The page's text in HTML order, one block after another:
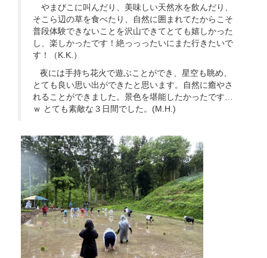
やまびこに叫んだり、美味しい天然水を飲んだり、
そこら辺の草を食べたり、自然に囲まれてたからこそ
普段体験できないことを沢山できてとても嬉しかった
し、楽しかったです！絶っっったいにまた行きたいで
す！（K.K.）
夜には手持ち花火で遊ぶことができ、星空も眺め、
とても良い思い出ができたと思います。自然に癒やさ
れることができました。景色を堪能したかったです…
ｗ とても素敵な３日間でした。(M.H.)